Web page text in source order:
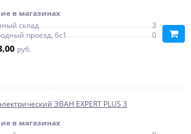
в магазинах
склад
3
проезд, 6с1
0
руб.
ЭВАН EXPERT PLUS 3
в магазинах